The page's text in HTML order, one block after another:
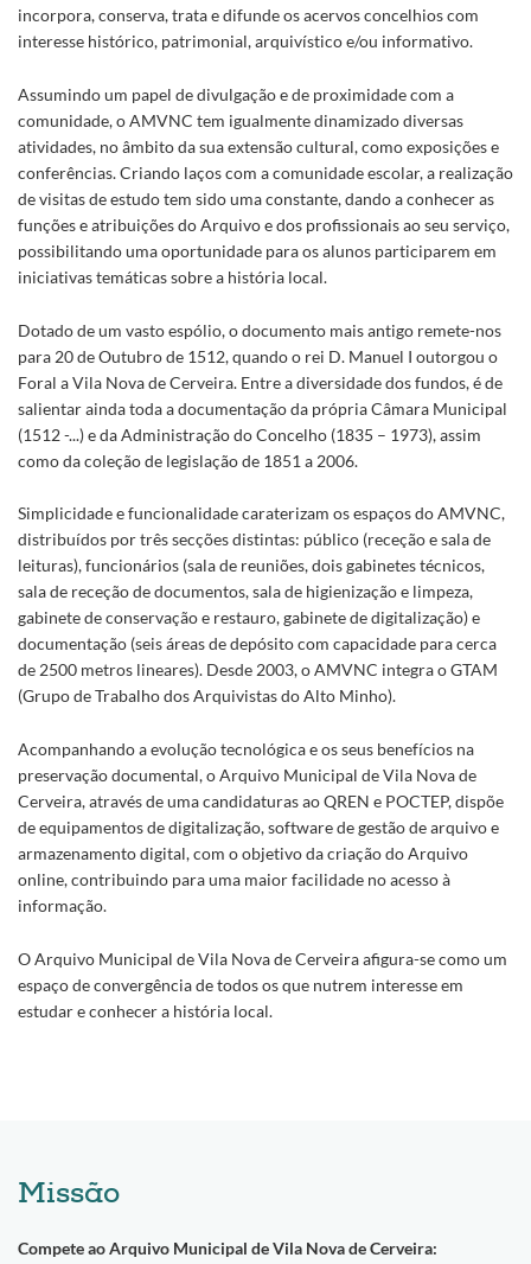
incorpora, conserva, trata e difunde os acervos concelhios com
interesse histórico, patrimonial, arquivístico e/ou informativo.
Assumindo um papel de divulgação e de proximidade com a
comunidade, o AMVNC tem igualmente dinamizado diversas
atividades, no âmbito da sua extensão cultural, como exposições e
conferências. Criando laços com a comunidade escolar, a realização
de visitas de estudo tem sido uma constante, dando a conhecer as
funções e atribuições do Arquivo e dos profissionais ao seu serviço,
possibilitando uma oportunidade para os alunos participarem em
iniciativas temáticas sobre a história local.
Dotado de um vasto espólio, o documento mais antigo remete-nos
para 20 de Outubro de 1512, quando o rei D. Manuel I outorgou o
Foral a Vila Nova de Cerveira. Entre a diversidade dos fundos, é de
salientar ainda toda a documentação da própria Câmara Municipal
(1512 -...) e da Administração do Concelho (1835 – 1973), assim
como da coleção de legislação de 1851 a 2006.
Simplicidade e funcionalidade caraterizam os espaços do AMVNC,
distribuídos por três secções distintas: público (receção e sala de
leituras), funcionários (sala de reuniões, dois gabinetes técnicos,
sala de receção de documentos, sala de higienização e limpeza,
gabinete de conservação e restauro, gabinete de digitalização) e
documentação (seis áreas de depósito com capacidade para cerca
de 2500 metros lineares). Desde 2003, o AMVNC integra o GTAM
(Grupo de Trabalho dos Arquivistas do Alto Minho).
Acompanhando a evolução tecnológica e os seus benefícios na
preservação documental, o Arquivo Municipal de Vila Nova de
Cerveira, através de uma candidaturas ao QREN e POCTEP, dispõe
de equipamentos de digitalização, software de gestão de arquivo e
armazenamento digital, com o objetivo da criação do Arquivo
online, contribuindo para uma maior facilidade no acesso à
informação.
O Arquivo Municipal de Vila Nova de Cerveira afigura-se como um
espaço de convergência de todos os que nutrem interesse em
estudar e conhecer a história local.
Missão
Compete ao Arquivo Municipal de Vila Nova de Cerveira: